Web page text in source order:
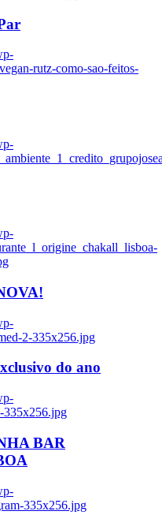
rutz-como-sao-feitos-
2-335x256.jpg
do ano
335x256.jpg
BAR
335x256.jpg